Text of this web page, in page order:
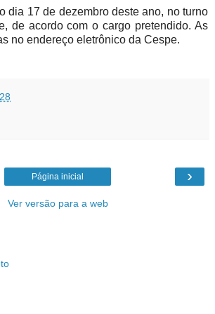
dia 17 de dezembro deste ano, no turno
de acordo com o cargo pretendido. As
no endereço eletrônico da Cespe.
›
Página inicial
Ver versão para a web